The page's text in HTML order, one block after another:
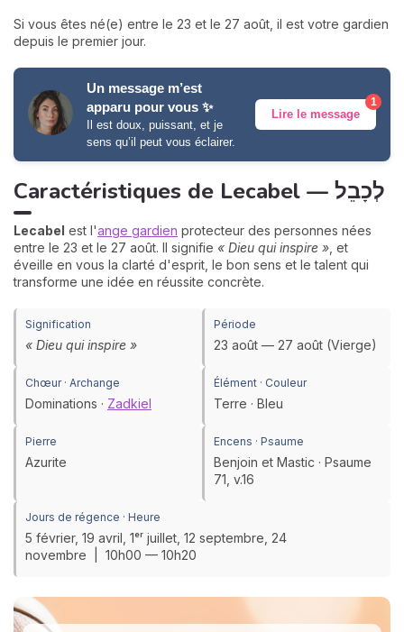
Si vous êtes né(e) entre le 23 et le 27 août, il est votre gardien
depuis le premier jour.
Un message m’est
apparu pour vous ✨
Il est doux, puissant, et je
sens qu’il peut vous éclairer.
Lire le message
1
Caractéristiques de Lecabel — לְכָבֵל
Lecabel est l'ange gardien protecteur des personnes nées
entre le 23 et le 27 août. Il signifie « Dieu qui inspire » , et
éveille en vous la clarté d'esprit, le bon sens et le talent qui
transforme une idée en réussite concrète.
Signification
« Dieu qui inspire »
Période
23 août — 27 août (Vierge)
Chœur · Archange
Dominations · Zadkiel
Élément · Couleur
Terre · Bleu
Pierre
Azurite
Encens · Psaume
Benjoin et Mastic · Psaume
71, v.16
Jours de régence · Heure
5 février, 19 avril, 1ᵉʳ juillet, 12 septembre, 24
novembre | 10h00 — 10h20